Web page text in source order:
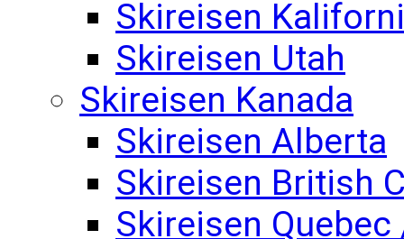
Skireisen
Skireisen Utah
Skireisen Kanada
Skireisen Alberta
Skireisen British
Skireisen